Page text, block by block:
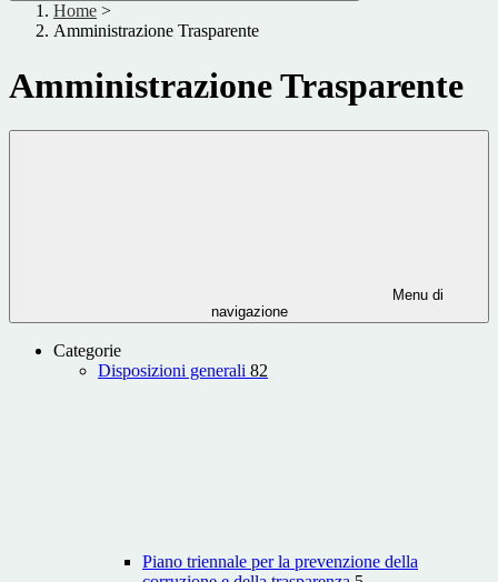
Home >
Amministrazione Trasparente
Amministrazione Trasparente
Menu di
navigazione
Categorie
Disposizioni generali 82
Piano triennale per la prevenzione della